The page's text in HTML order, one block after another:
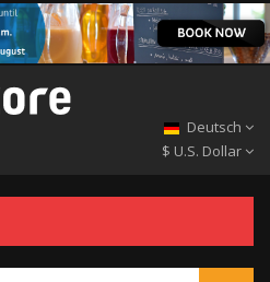
Deutsch
$ U.S. Dollar